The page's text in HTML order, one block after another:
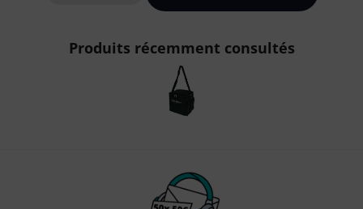
Produits récemment consultés